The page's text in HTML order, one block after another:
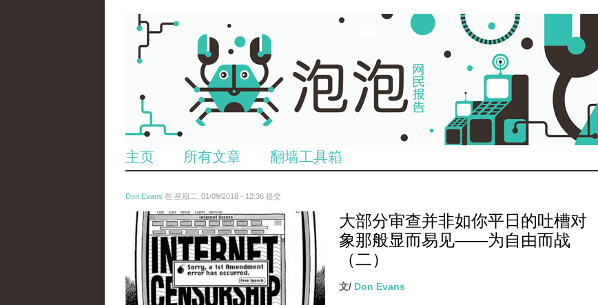
主页 所有文章 翻墙工具箱
Don Evans 在 星期二, 01/09/2018 - 12:36 提交
wechatimg866.jpeg
大部分审查并非如你平日的吐槽对
象那般显而易见——为自由而战
（二）
文/ Don Evans